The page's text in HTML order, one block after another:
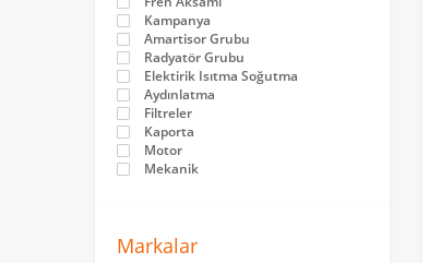
Kampanya
Amartisor Grubu
Radyatör Grubu
Elektirik Isıtma Soğutma
Aydınlatma
Filtreler
Kaporta
Motor
Mekanik
Markalar